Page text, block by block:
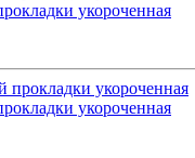
укороченная
укороченная